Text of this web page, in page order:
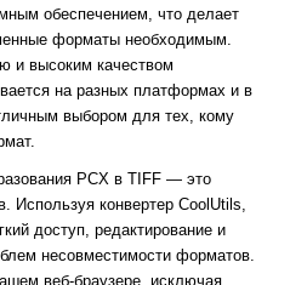
обеспечением, что делает
форматы необходимым.
и высоким качеством
на разных платформах и в
выбором для тех, кому
PCX в TIFF — это
Используя конвертер CoolUtils,
доступ, редактирование и
несовместимости форматов.
веб-браузере, исключая